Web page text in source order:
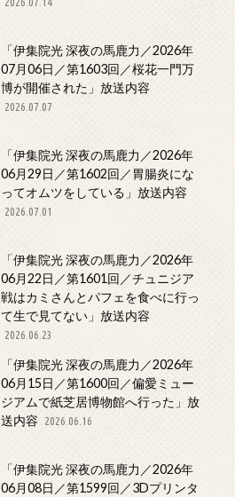
「伊集院光 深夜の馬鹿力／2026年
07月06日／第1603回／桜花一門万
博が開催された」放送内容
2026.07.07
「伊集院光 深夜の馬鹿力／2026年
06月29日／第1602回／胃腸炎にな
ってオムツをしている」放送内容
2026.07.01
「伊集院光 深夜の馬鹿力／2026年
06月22日／第1601回／チュニジア
戦はカミさんとパフェを食べに行っ
て生で見てない」放送内容
2026.06.23
「伊集院光 深夜の馬鹿力／2026年
06月15日／第1600回／偏愛ミュー
ジアムで紙芝居博物館へ行った」放
送内容
2026.06.16
「伊集院光 深夜の馬鹿力／2026年
06月08日／第1599回／3Dプリンタ